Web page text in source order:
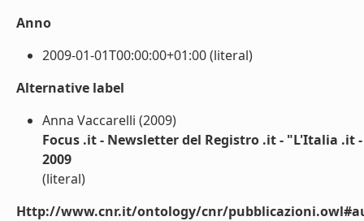
Anno
2009-01-01T00:00:00+01:00 (literal)
Alternative label
Anna Vaccarelli (2009)
Focus .it - Newsletter del Registro .it - "L'Italia .it
2009
(literal)
Http://www.cnr.it/ontology/cnr/